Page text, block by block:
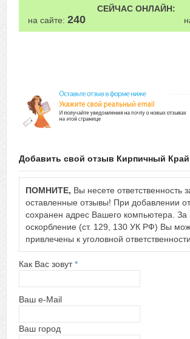
СЕЙЧАС ОНЛАЙН:
на сайте: 240
Добавить свой отзыв Кирпичный Край
ПОМНИТЕ, Вы несете ответственность
оставленные отзывы! При добавлении
сохранен адрес Вашего компьютера. За
оскорбление (ст. 129, 130 УК РФ) Вы
привлечены к уголовной
Как Вас зовут*
Ваш e-Mail
Ваш город